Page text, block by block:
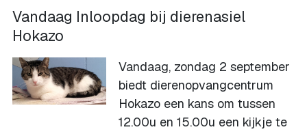
Vandaag Inloopdag bij dierenasiel
Hokazo
Vandaag, zondag 2 september
biedt dierenopvangcentrum
Hokazo een kans om tussen
12.00u en 15.00u een kijkje te